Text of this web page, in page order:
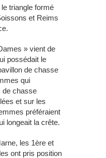
triangle formé
et Reims
» vient de
possédait le
de chasse
qui
de chasse
et sur les
préféraient
longeait la crête.
les 1ère et
ont pris position